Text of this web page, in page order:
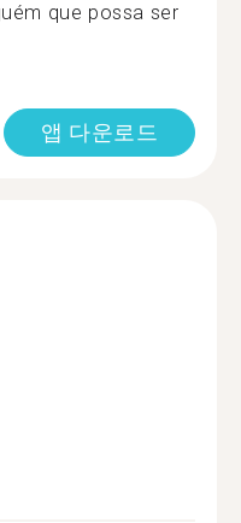
que possa ser
앱 다운로드